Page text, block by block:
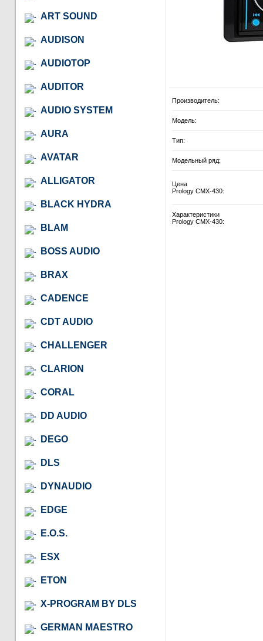
ART SOUND
AUDISON
AUDIOTOP
AUDITOR
AUDIO SYSTEM
AURA
AVATAR
ALLIGATOR
BLACK HYDRA
BLAM
BOSS AUDIO
BRAX
CADENCE
CDT AUDIO
CHALLENGER
CLARION
CORAL
DD AUDIO
DEGO
DLS
DYNAUDIO
EDGE
E.O.S.
ESX
ETON
X-PROGRAM BY DLS
GERMAN MAESTRO
Производитель:
Модель:
Тип:
Модельный ряд:
Цена
Prology CMX-430:
Характеристики
Prology CMX-430: